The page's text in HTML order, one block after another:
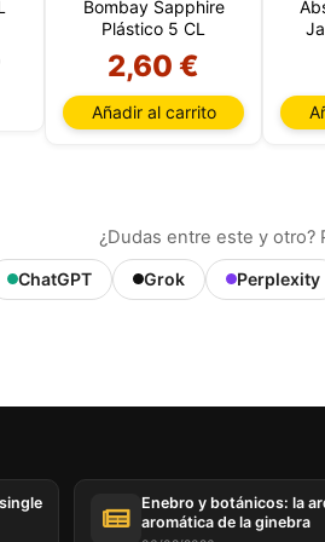
Bombay Sapphire
Plástico 5 CL
2,60 €
Añadir al carrito
¿Dudas entre este y otro?
ChatGPT Grok Perplexity
Enebro y botánicos: la
aromática de la ginebra